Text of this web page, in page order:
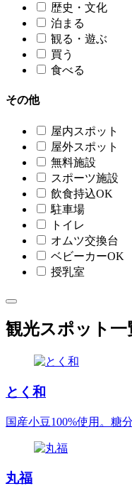
歴史・文化
泊まる
観る・遊ぶ
買う
食べる
その他
屋内スポット
屋外スポット
無料施設
スポーツ施設
飲食持込OK
駐車場
トイレ
オムツ交換台
ベビーカーOK
授乳室
観光スポット一
とく和
国産小豆100%使用。糖
丸福